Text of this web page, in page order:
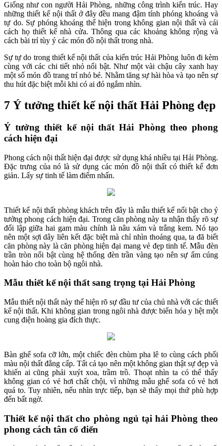
Giống như con người Hải Phòng, những công trình kiến trúc. Hay
những thiết kế nội thất ở đây đều mang đậm tính phóng khoáng và
tự do. Sự phóng khoáng thể hiện trong không gian nội thất và cái
cách họ thiết kế nhà cửa. Thông qua các khoảng không rộng và
cách bài trí tùy ý các món đồ nội thất trong nhà.
Sự tự do trong thiết kế nội thất của kiến trúc Hải Phòng luôn đi kèm
cùng với các chi tiết nhỏ nổi bật. Như một vài chậu cây xanh hay
một số món đồ trang trí nhỏ bé. Nhằm tăng sự hài hòa và tạo nên sự
thu hút đặc biệt mỗi khi có ai đó ngắm nhìn.
7 Ý tưởng thiết kế nội thất Hải Phòng đẹp
Ý tưởng thiết kế nội thất Hải Phòng theo phong
cách hiện đại
Phong cách nội thất hiện đại được sử dụng khá nhiều tại Hải Phòng.
Đặc trưng của nó là sử dụng các món đồ nội thất có thiết kế đơn
giản. Lấy sự tinh tế làm điểm nhấn.
Thiết kế nội thất phòng khách trên đây là mẫu thiết kế nổi bật cho ý
tưởng phong cách hiện đại. Trong căn phòng này ta nhận thấy rõ sự
đối lập giữa hai gam màu chính là nâu xám và trắng kem. Nó tạo
nên một sợi dây liên kết đặc biệt mà chỉ nhìn thoáng qua, ta đã biết
căn phòng này là căn phòng hiện đại mang vẻ đẹp tinh tế. Mẫu đèn
trần tròn nổi bật cùng hệ thống đèn trần vàng tạo nên sự ấm cúng
hoàn hảo cho toàn bộ ngôi nhà.
Mẫu thiết kế nội thất sang trọng tại Hải Phòng
Mẫu thiết nội thất này thể hiện rõ sự đầu tư của chủ nhà với các thiết
kế nội thất. Khi không gian trong ngôi nhà được biến hóa y hệt một
cung điện hoàng gia đích thực.
Bàn ghế sofa cỡ lớn, một chiếc đèn chùm pha lê to cùng cách phối
màu nội thất đẳng cấp. Tất cả tạo nên một không gian thật sự đẹp và
khiến ai cũng phải xuýt xoa, trầm trồ. Thoạt nhìn ta có thể thấy
không gian có vẻ hơi chất chội, vì những mẫu ghế sofa có vẻ hơi
quá to. Tuy nhiên, nếu nhìn trực tiếp, bạn sẽ thấy mọi thứ phù hợp
đến bất ngờ.
Thiết kế nội thất cho phòng ngủ tại hải Phòng theo
phong cách tân cổ điển